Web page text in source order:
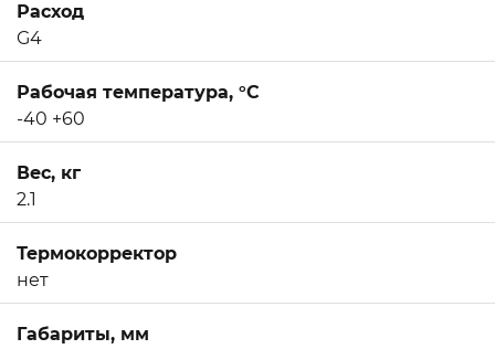
Расход
G4
Рабочая температура, °C
-40 +60
Вес, кг
2.1
Термокорректор
нет
Габариты, мм